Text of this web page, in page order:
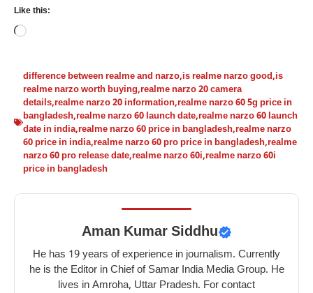
Like this:
Loading…
difference between realme and narzo,is realme narzo good,is
realme narzo worth buying,realme narzo 20 camera
details,realme narzo 20 information,realme narzo 60 5g price in
bangladesh,realme narzo 60 launch date,realme narzo 60 launch
date in india,realme narzo 60 price in bangladesh,realme narzo
60 price in india,realme narzo 60 pro price in bangladesh,realme
narzo 60 pro release date,realme narzo 60i,realme narzo 60i
price in bangladesh
Aman Kumar Siddhu
He has 19 years of experience in journalism. Currently
he is the Editor in Chief of Samar India Media Group. He
lives in Amroha, Uttar Pradesh. For contact